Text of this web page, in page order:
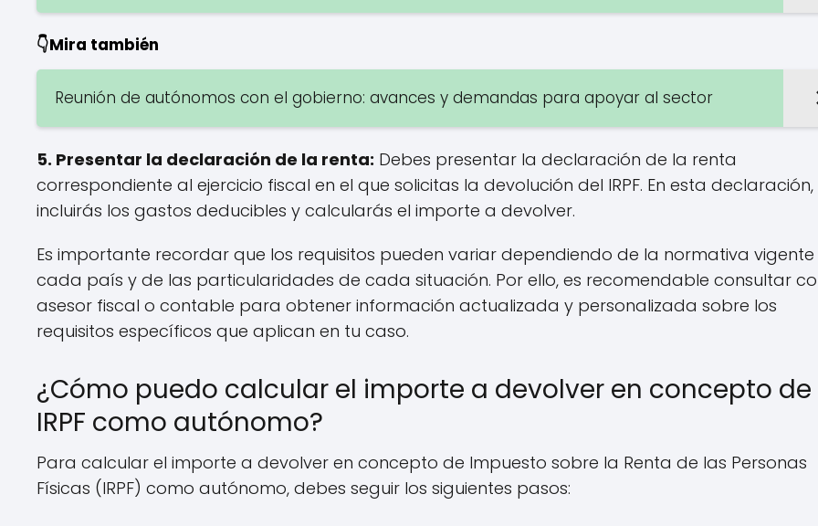
👇Mira también
Reunión de autónomos con el gobierno: avances y demandas para apoyar al sector
5. Presentar la declaración de la renta: Debes presentar la declaración de la renta
correspondiente al ejercicio fiscal en el que solicitas la devolución del IRPF. En esta declaración,
incluirás los gastos deducibles y calcularás el importe a devolver.
Es importante recordar que los requisitos pueden variar dependiendo de la normativa vigente
cada país y de las particularidades de cada situación. Por ello, es recomendable consultar
asesor fiscal o contable para obtener información actualizada y personalizada sobre los
requisitos específicos que aplican en tu caso.
¿Cómo puedo calcular el importe a devolver en concepto de
IRPF como autónomo?
Para calcular el importe a devolver en concepto de Impuesto sobre la Renta de las Personas
Físicas (IRPF) como autónomo, debes seguir los siguientes pasos: